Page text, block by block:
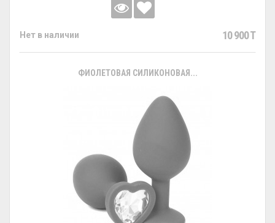
Нет в наличии 10 900 T
ФИОЛЕТОВАЯ СИЛИКОНОВАЯ...